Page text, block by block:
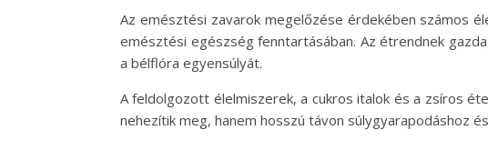
Az emésztési zavarok megelőzése érdekében számos
emésztési egészség fenntartásában. Az étrendnek
a bélflóra egyensúlyát.
A feldolgozott élelmiszerek, a cukros italok és a zsíros
nehezítik meg, hanem hosszú távon súlygyarapodáshoz